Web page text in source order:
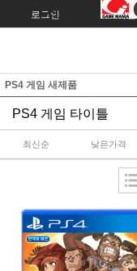
로그인 회
PS4 게임 새제품
PS4 게임 타이틀
최신순 낮은가격